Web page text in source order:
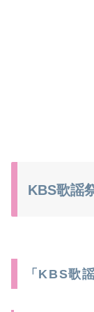
KBS歌謡
「KBS歌